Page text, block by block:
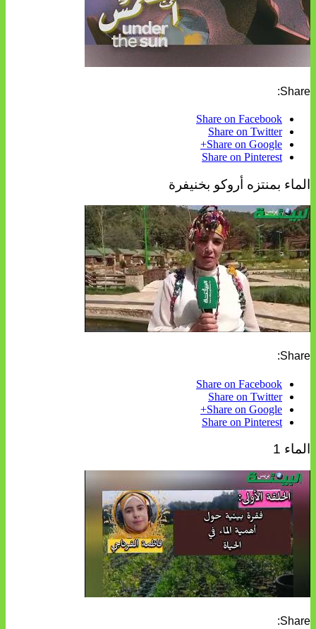
Share:
Share on Facebook
Share on Twitter
Share on Google+
Share on Pinterest
الماء بمنتزه أروكو بخنيفرة
Share:
Share on Facebook
Share on Twitter
Share on Google+
Share on Pinterest
الماء 1
Share: